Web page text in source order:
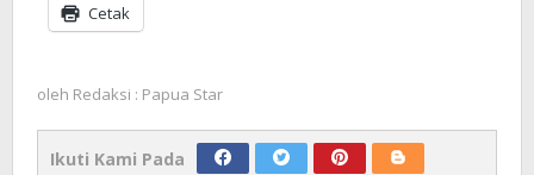
Cetak
oleh Redaksi : Papua Star
Ikuti Kami Pada